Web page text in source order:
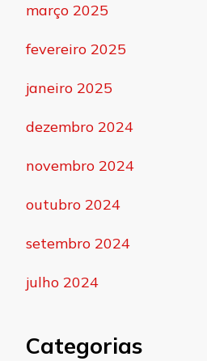
março 2025
fevereiro 2025
janeiro 2025
dezembro 2024
novembro 2024
outubro 2024
setembro 2024
julho 2024
Categorias